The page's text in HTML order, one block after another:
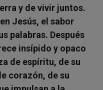
y de vivir juntos.
Jesús, el sabor
palabras. Después
insípido y opaco
de espíritu, de su
corazón, de su